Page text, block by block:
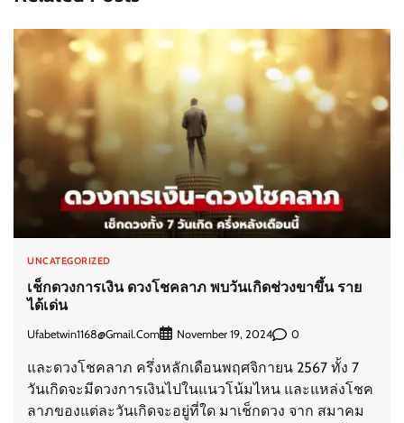
UNCATEGORIZED
เช็กดวงการเงิน ดวงโชคลาภ พบวันเกิดช่วงขาขึ้น ราย
ได้เด่น
Ufabetwin1168@gmail.com November 19, 2024 0
และดวงโชคลาภ ครึ่งหลักเดือนพฤศจิกายน 2567 ทั้ง 7
วันเกิดจะมีดวงการเงินไปในแนวโน้มไหน และแหล่งโชค
ลาภของแต่ละวันเกิดจะอยู่ที่ใด มาเช็กดวง จาก สมาคม